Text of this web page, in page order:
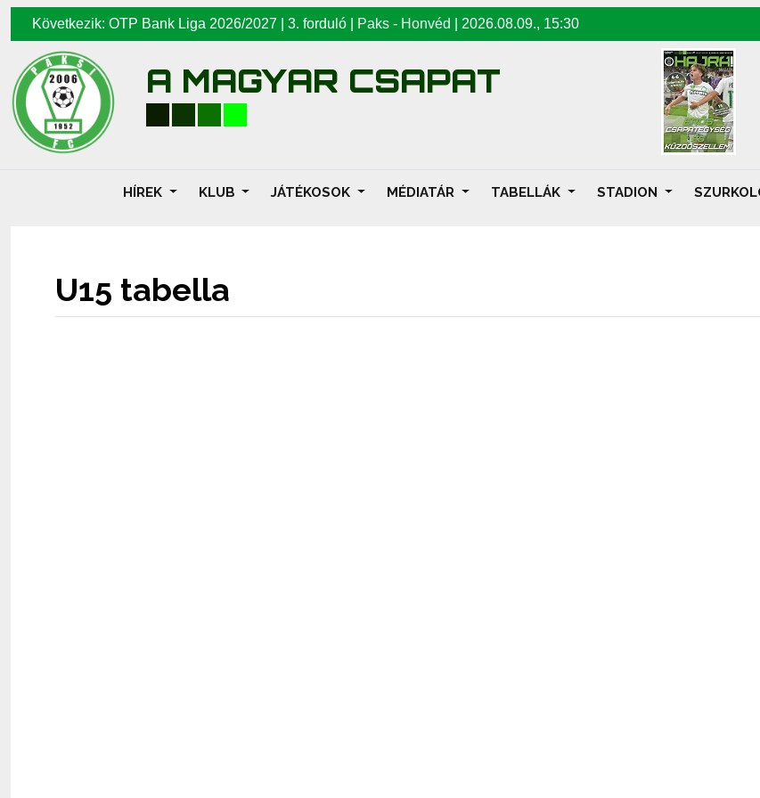
Következik: OTP Bank Liga 2026/2027 | 3. forduló | Paks - Honvéd 2026.08.09., 15:30
A MAGYAR CSAPAT
HÍREK KLUB JÁTÉKOSOK MÉDIATÁR TABELLÁK STADION
U15 tabella